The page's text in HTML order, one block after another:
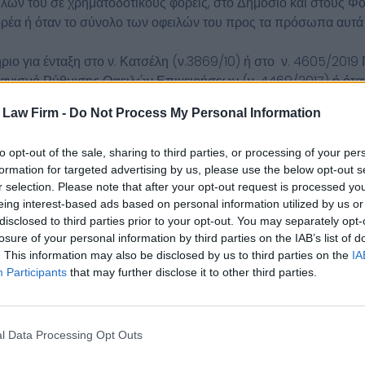
Law Firm - Do Not Process My Personal Information
opt-out of the sale, sharing to third parties, or processing of your
for targeted advertising by us, please use the below opt-out
selection. Please note that after your opt-out request is processed
interest-based ads based on personal information utilized by us
to third parties prior to your opt-out. You may separately
of your personal information by third parties on the IAB’s list of
This information may also be disclosed by us to third parties on the
Participants that may further disclose it to other third parties.
Data Processing Opt Outs
ή όταν το σύνολο των οφειλών του προς τα πρόσωπα
για ένταξη στο ν. Κατσέλη (ν.3869/10) ή στο ν. 4605/
Ρύθμισης Οφειλών Επιχειρήσεων (ν. 4469/2017) ή όταν
για επικύρωση συμφωνίας εξυγίανσης ή για την κήρυξή
έγκυρα από τις διαδικασίες των νόμων αυτών μέχρι την
ρύθμισης οφειλών.
σε λύση ή εκκαθάριση
απόφασης στις παραπάνω διαδικασίες ή δεν έχουν
την με οποιοδήποτε τρόπο ολοκλήρωση της διαδικασίας
απόφαση υπαγωγής σε μία από τις διαδικασίες που
του υπό πτώχευση φυσικού ή νομικού προσώπου στη
με αμετάκλητη απόφαση για τα αδικήματα της:
εκβίασης, πλαστογραφίας, δωροδοκίας, δωροληψίας,
βαθμό κακουργήματος.
ή ενήμερες οφειλές προς το σύνολο των